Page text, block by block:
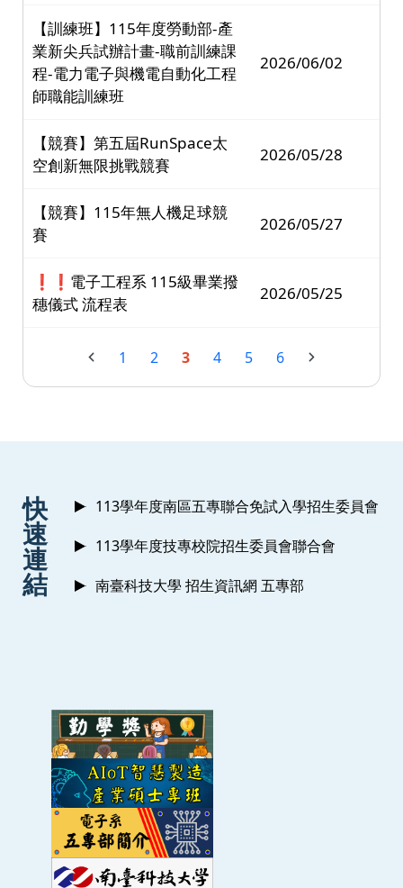
【訓練班】115年度勞動部-產
業新尖兵試辦計畫-職前訓練課
程-電力電子與機電自動化工程
師職能訓練班
2026/06/02
【競賽】第五屆RunSpace太
空創新無限挑戰競賽
2026/05/28
【競賽】115年無人機足球競
賽
2026/05/27
❗❗電子工程系 115級畢業撥
穗儀式 流程表
2026/05/25
1 2 3 4 5 6
快
速
連
結
113學年度南區五專聯合免試入學招生委員會
113學年度技專校院招生委員會聯合會
南臺科技大學 招生資訊網 五專部